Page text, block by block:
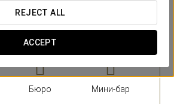
REJECT ALL
ACCEPT
номера
Бюро Мини-бар